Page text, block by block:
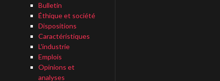
Bulletin
Éthique et société
Dispositions
Caractéristiques
L'industrie
Emplois
Opinions et
analyses